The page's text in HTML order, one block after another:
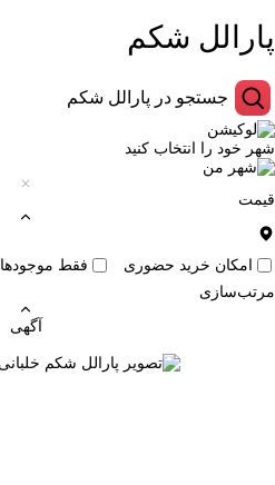
پارالل شکم
شهر خود را انتخاب کنید
قیمت
امکان خرید حضوری
فقط موجودها
مرتب‌سازی
آگهی